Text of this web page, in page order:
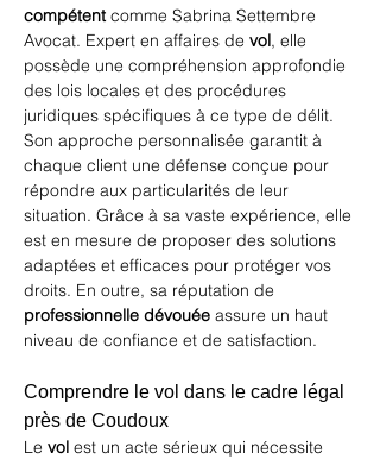
compétent comme Sabrina Settembre
Avocat. Expert en affaires de vol, elle
possède une compréhension approfondie
des lois locales et des procédures
juridiques spécifiques à ce type de délit.
Son approche personnalisée garantit à
chaque client une défense conçue pour
répondre aux particularités de leur
situation. Grâce à sa vaste expérience, elle
est en mesure de proposer des solutions
adaptées et efficaces pour protéger vos
droits. En outre, sa réputation de
professionnelle dévouée assure un haut
niveau de confiance et de satisfaction.
Comprendre le vol dans le cadre légal
près de Coudoux
Le vol est un acte sérieux qui nécessite